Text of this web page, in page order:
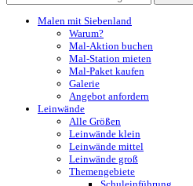
Malen mit Siebenland
Warum?
Mal-Aktion buchen
Mal-Station mieten
Mal-Paket kaufen
Galerie
Angebot anfordern
Leinwände
Alle Größen
Leinwände klein
Leinwände mittel
Leinwände groß
Themengebiete